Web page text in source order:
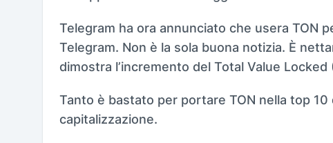
Telegram ha ora annunciato che usera TON
Telegram. Non è la sola buona notizia. È
dimostra l’incremento del Total Value Locked
Tanto è bastato per portare TON nella top
capitalizzazione.